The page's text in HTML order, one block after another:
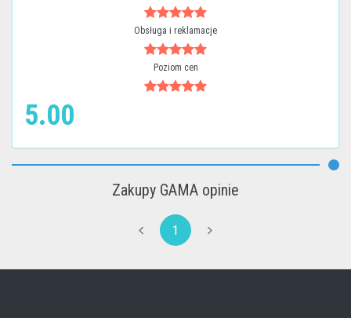
Obsługa i reklamacje
Poziom cen
5.00
Zakupy GAMA opinie
1